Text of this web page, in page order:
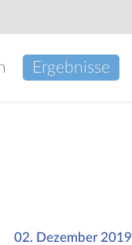
Ergebnisse
02. Dezember 2019